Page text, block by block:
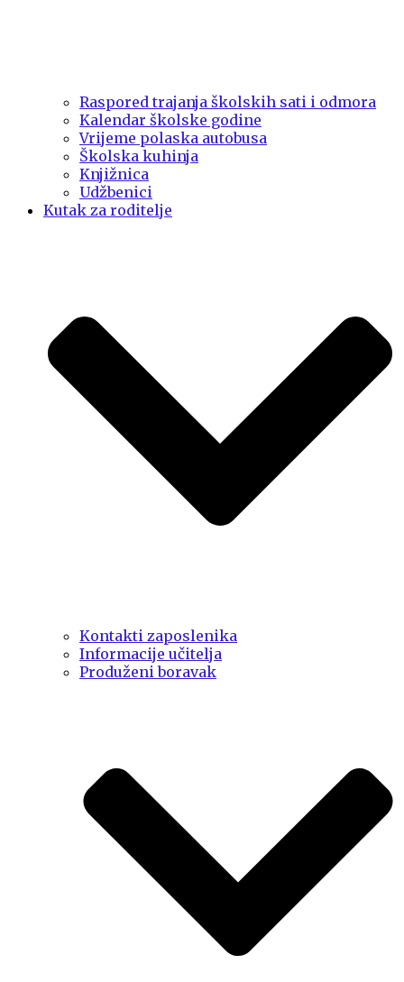
Raspored trajanja školskih sati i odmora
Kalendar školske godine
Vrijeme polaska autobusa
Školska kuhinja
Knjižnica
Udžbenici
Kutak za roditelje
Kontakti zaposlenika
Informacije učitelja
Produženi boravak